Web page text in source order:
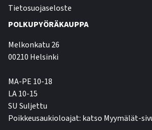
Tietosuojaseloste
POLKUPYÖRÄKAUPPA
Melkonkatu 26
00210 Helsinki
MA-PE 10-18
LA 10-15
SU Suljettu
Poikkeusaukioloajat: katso Myymälät-